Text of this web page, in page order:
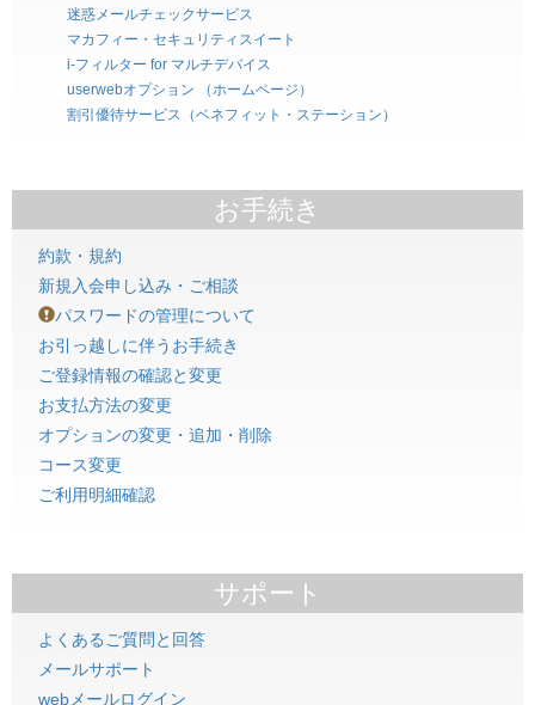
迷惑メールチェックサービス
マカフィー・セキュリティスイート
i-フィルター for マルチデバイス
userwebオプション （ホームページ）
割引優待サービス（ベネフィット・ステーション）
お手続き
約款・規約
新規入会申し込み・ご相談
パスワードの管理について
お引っ越しに伴うお手続き
ご登録情報の確認と変更
お支払方法の変更
オプションの変更・追加・削除
コース変更
ご利用明細確認
サポート
よくあるご質問と回答
メールサポート
webメールログイン